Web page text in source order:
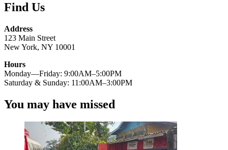
Find Us
Address
123 Main Street
New York, NY 10001
Hours
Monday—Friday: 9:00AM–5:00PM
Saturday & Sunday: 11:00AM–3:00PM
You may have missed